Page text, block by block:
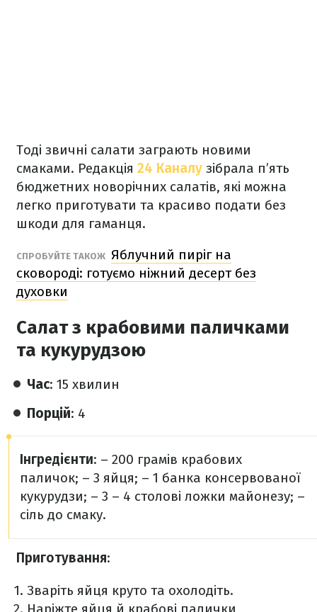
Тоді звичні салати заграють новими
смаками. Редакція 24 Каналу зібрала п’ять
бюджетних новорічних салатів, які можна
легко приготувати та красиво подати без
шкоди для гаманця.
СПРОБУЙТЕ ТАКОЖ Яблучний пиріг на
сковороді: готуємо ніжний десерт без
духовки
Салат з крабовими паличками
та кукурудзою
Час: 15 хвилин
Порцій: 4
Інгредієнти: – 200 грамів крабових
паличок; – 3 яйця; – 1 банка консервованої
кукурудзи; – 3 – 4 столові ложки майонезу; –
сіль до смаку.
Приготування:
Зваріть яйця круто та охолодіть.